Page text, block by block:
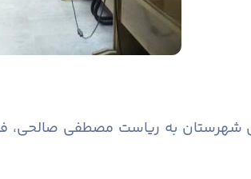
به ریاست مصطفی صالحی،